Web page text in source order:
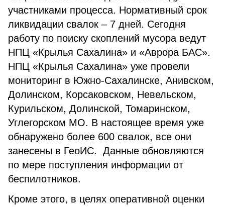
участниками процесса. Нормативный срок
ликвидации свалок – 7 дней. Сегодня
работу по поиску скоплений мусора ведут
НПЦ «Крылья Сахалина» и «Аврора БАС».
НПЦ «Крылья Сахалина» уже провели
мониторинг в Южно-Сахалинске, Анивском,
Долинском, Корсаковском, Невельском,
Курильском, Долинской, Томаринском,
Углегорском МО. В настоящее время уже
обнаружено более 600 свалок, все они
занесены в ГеоИС. Данные обновляются
по мере поступления информации от
беспилотников.
Кроме этого, в целях оперативной оценки